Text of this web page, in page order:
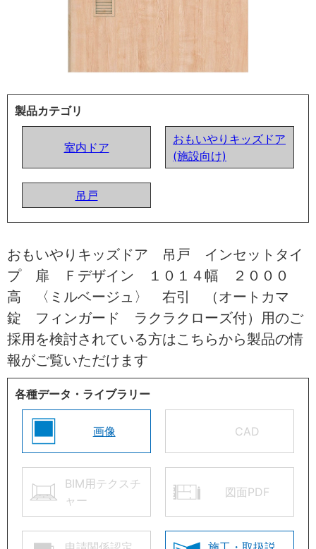
製品カテゴリ
室内ドア
おもいやりキッズドア
(施設向け)
吊戸
おもいやりキッズドア 吊戸 インセットタイ
プ 扉 Ｆデザイン １０１４幅 ２０００
高 〈ミルベージュ〉 右引 （オートカマ
錠 フィンガード ラクラクローズ付）用のご
採用を検討されている方はこちらから製品の情
報がご覧いただけます
各種データ・ライブラリー
画像 CAD
BIM用テクスチ
ャー
図面PDF